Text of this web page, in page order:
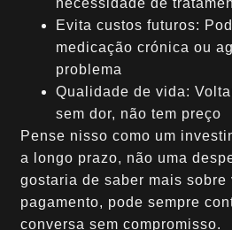
necessidade de
Evita custos futuros:
medicação crónica ou
problema
Qualidade de vida:
sem dor, não tem preço
Pense nisso como um
a longo prazo, não uma
gostaria de saber mais
pagamento, pode sempre
conversa sem compromisso.